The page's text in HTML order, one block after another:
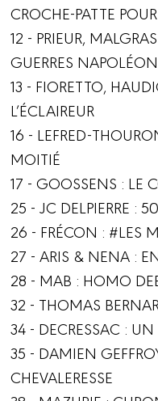
CROCHE-PATTE
12 - PRIEUR,
GUERRES
13 - FIORETTO,
L’ÉCLAIREUR
16 - LEFRED-
MOITIÉ
17 - GOOSSENS : LE
25 - JC DELPIERRE :
26 - FRÉCON : #LES
27 - ARIS & NENA :
28 - MAB : HOMO
32 - THOMAS
34 - DECRESSAC : UN
35 - DAMIEN
CHEVALERESSE